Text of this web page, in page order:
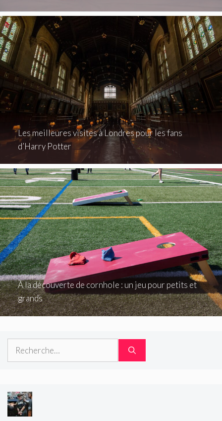
Les meilleures visites à Londres pour les fans
d’Harry Potter
À la découverte de cornhole : un jeu pour petits et
grands
Rechercher :